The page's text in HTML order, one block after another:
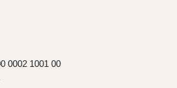
0002 1001 00